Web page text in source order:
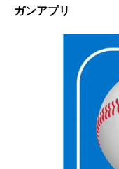
ガンアプリ